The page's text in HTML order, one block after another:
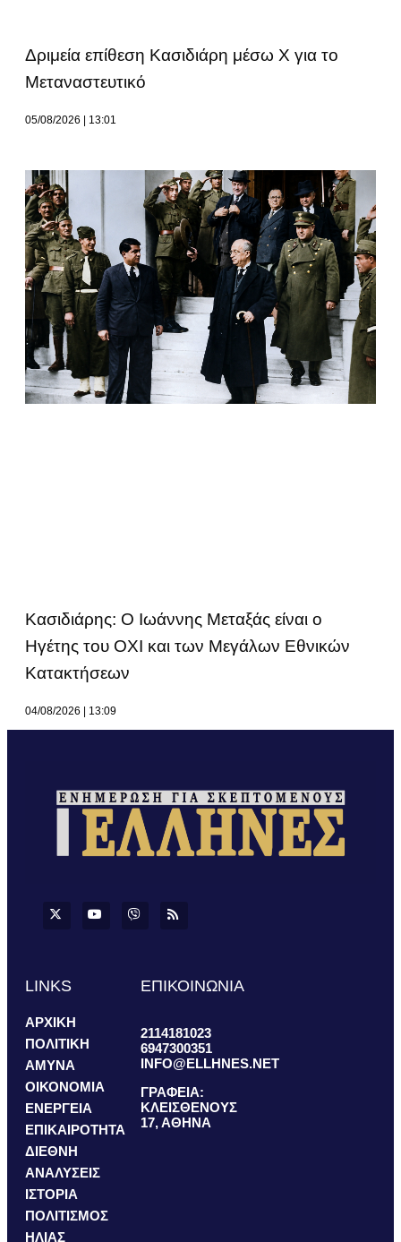
Δριμεία επίθεση Κασιδιάρη μέσω Χ για το
Μεταναστευτικό
05/08/2026 13:01
Κασιδιάρης: Ο Ιωάννης Μεταξάς είναι ο
Ηγέτης του ΟΧΙ και των Μεγάλων Εθνικών
Κατακτήσεων
04/08/2026 13:09
LINKS
ΑΡΧΙΚΗ
ΠΟΛΙΤΙΚΗ
ΑΜΥΝΑ
ΟΙΚΟΝΟΜΙΑ
ΕΝΕΡΓΕΙΑ
ΕΠΙΚΑΙΡΟΤΗΤΑ
ΔΙΕΘΝΗ
ΑΝΑΛΥΣΕΙΣ
ΙΣΤΟΡΙΑ
ΠΟΛΙΤΙΣΜΟΣ
ΗΛΙΑΣ
ΕΠΙΚΟΙΝΩΝΙΑ
2114181023
6947300351
INFO@ELLHNES.NET
ΓΡΑΦΕΙΑ:
ΚΛΕΙΣΘΕΝΟΥΣ
17, ΑΘΗΝΑ